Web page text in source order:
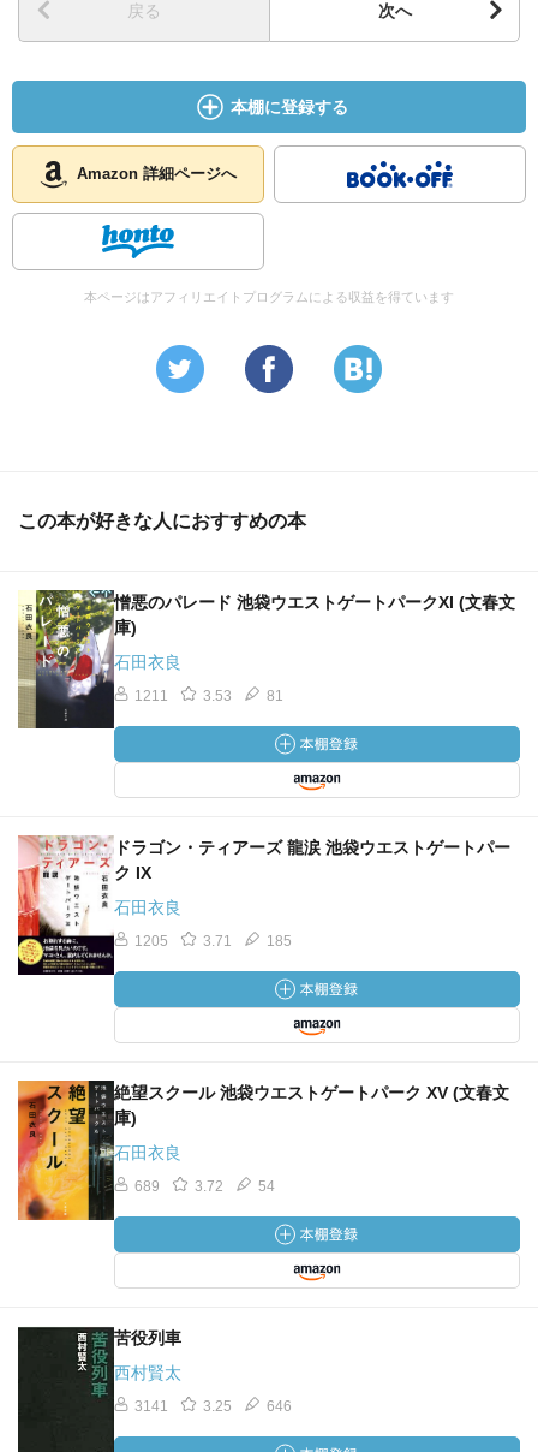
戻る 次へ
本棚に登録する
Amazon 詳細ページへ
本ページはアフィリエイトプログラムによる収益を得ています
この本が好きな人におすすめの本
憎悪のパレード 池袋ウエストゲートパークXI (文春文
庫)
石田衣良
1211 3.53 81
ドラゴン・ティアーズ 龍涙 池袋ウエストゲートパー
ク IX
石田衣良
1205 3.71 185
絶望スクール 池袋ウエストゲートパーク XV (文春文
庫)
石田衣良
689 3.72 54
苦役列車
西村賢太
3141 3.25 646